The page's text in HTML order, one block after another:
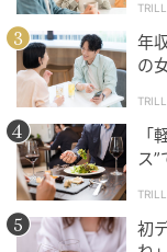
現役ホステスが
徴」には、次の3
●感情をぶつけず
●合わせすぎず
●“今の楽しさ”と
年
の
「
ス
初